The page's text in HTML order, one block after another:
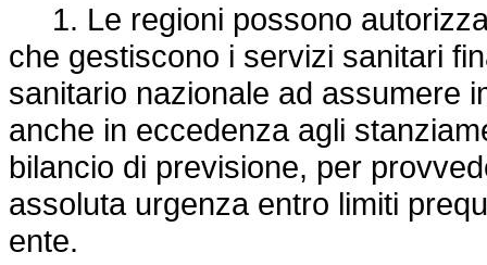
1. Le regioni possono
che gestiscono i servizi sanitari
sanitario nazionale ad assumere
anche in eccedenza agli
bilancio di previsione, per
assoluta urgenza entro limiti
ente.